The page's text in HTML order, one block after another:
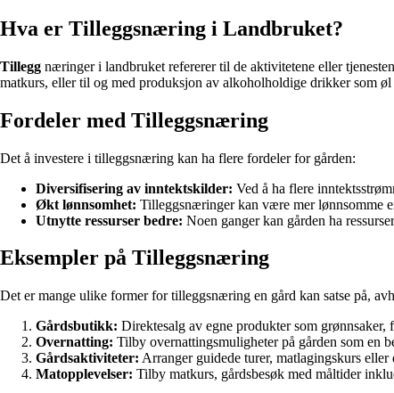
Hva er Tilleggsnæring i Landbruket?
Tillegg næringer i landbruket refererer til de aktivitetene eller
matkurs, eller til og med produksjon av alkoholholdige drikker som
Fordeler med Tilleggsnæring
Det å investere i tilleggsnæring kan ha flere fordeler for gården:
Diversifisering av inntektskilder: Ved å ha flere
Økt lønnsomhet: Tilleggsnæringer kan være mer lønnsomme
Utnytte ressurser bedre: Noen ganger kan gården ha
Eksempler på Tilleggsnæring
Det er mange ulike former for tilleggsnæring en gård kan satse på,
Gårdsbutikk: Direktesalg av egne produkter som
Overnatting: Tilby overnattingsmuligheter på gården som en
Gårdsaktiviteter: Arranger guidede turer, matlagingskurs
Matopplevelser: Tilby matkurs, gårdsbesøk med måltider